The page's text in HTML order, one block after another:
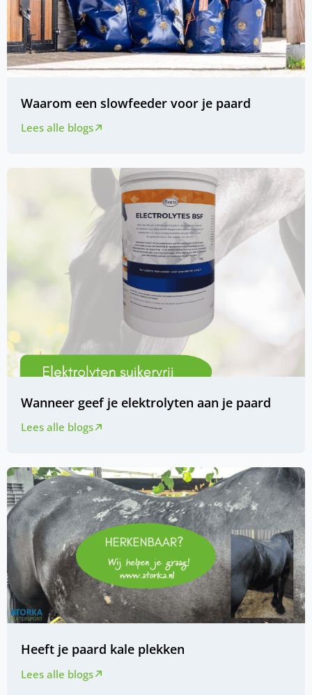
Waarom een slowfeeder voor je paard
Lees alle blogs
Wanneer geef je elektrolyten aan je paard
Lees alle blogs
Heeft je paard kale plekken
Lees alle blogs